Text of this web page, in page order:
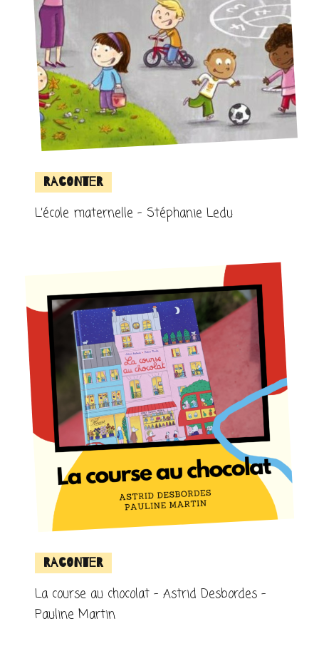
Raconter
L’école maternelle – Stéphanie Ledu
Raconter
La course au chocolat – Astrid Desbordes –
Pauline Martin